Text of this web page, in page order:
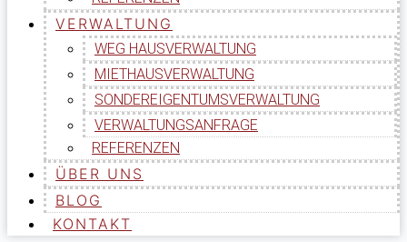
VERWALTUNG
WEG HAUSVERWALTUNG
MIETHAUSVERWALTUNG
SONDEREIGENTUMSVERWALTUNG
VERWALTUNGSANFRAGE
REFERENZEN
ÜBER UNS
BLOG
KONTAKT